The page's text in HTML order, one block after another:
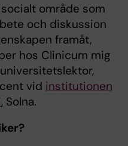
område som
och diskussion
framåt,
hos Clinicum mig
vid institutionen
, Solna.